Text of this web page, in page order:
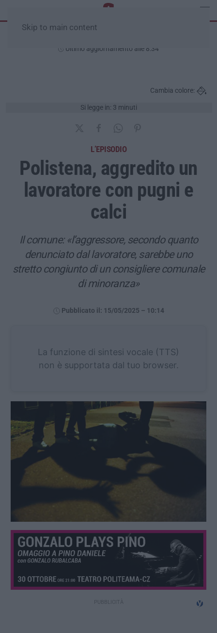
Skip to main content
Ultimo aggiornamento alle 8:34
Si legge in: 3 minuti
Cambia colore:
L’EPISODIO
Polistena, aggredito un
lavoratore con pugni e
calci
Il comune: «l’aggressore, secondo quanto
denunciato dal lavoratore, sarebbe uno
stretto congiunto di un consigliere comunale
di minoranza»
Pubblicato il: 15/05/2025 – 10:14
La funzione di sintesi vocale (TTS)
non è supportata dal tuo browser.